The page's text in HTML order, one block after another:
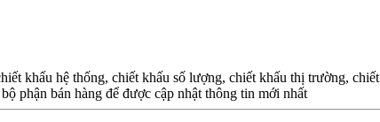
khấu hệ thống, chiết khấu số lượng, chiết khấu thị trường, chiết
phận bán hàng để được cập nhật thông tin mới nhất